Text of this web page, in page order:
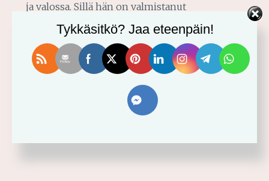
ja valossa. Sillä hän on valmistanut
kaiken siten, että todella voimme niin tehdä.
Ja silloinkaan vapaudessa eläminen ei tapahdu
meidän voimastamme, vaan Jumalan voimasta
ja armon avulla. Sinun säädöstesi…
READ MORE
Tykkäsitkö? Jaa eteenpäin!